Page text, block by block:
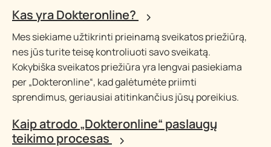
Kas yra Dokteronline?
Mes siekiame užtikrinti prieinamą sveikatos priežiūrą,
nes jūs turite teisę kontroliuoti savo sveikatą.
Kokybiška sveikatos priežiūra yra lengvai pasiekiama
per „Dokteronline“, kad galėtumėte priimti
sprendimus, geriausiai atitinkančius jūsų poreikius.
Kaip atrodo „Dokteronline“ paslaugų
teikimo procesas